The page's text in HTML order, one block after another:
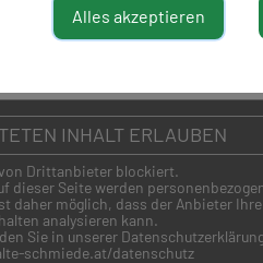
INHALT ERLAUBEN
Drittanbieter blockiert.
dieser Seite werden
daher möglich, dass der Anbieter
analysieren kann.
Sie in unserer
schmiede.at/datenschutz
Alles akzeptieren